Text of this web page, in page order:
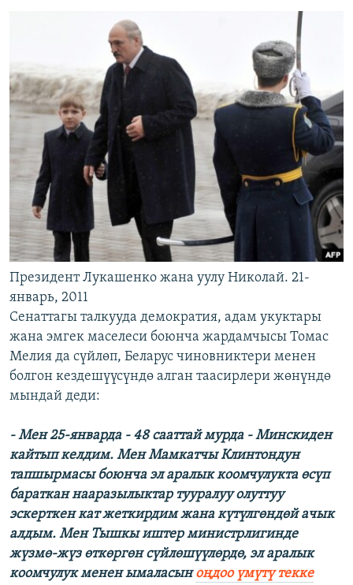
Президент Лукашенко жана уулу Николай. 21-
январь, 2011
Сенаттагы талкууда демократия, адам укуктары
жана эмгек маселеси боюнча жардамчысы Томас
Мелия да сүйлөп, Беларус чиновниктери менен
болгон кездешүүсүндө алган таасирлери жөнүндө
мындай деди:
- Мен 25-январда - 48 сааттай мурда - Минскиден
кайтып келдим. Мен Мамкатчы Клинтондун
тапшырмасы боюнча эл аралык коомчулукта өсүп
бараткан нааразылыктар тууралуу олуттуу
эскерткен кат жеткирдим жана күтүлгөндөй ачык
алдым. Мен Тышкы иштер министрлигинде
жүзмө-жүз өткөргөн сүйлөшүүлөрдө, эл аралык
коомчулук менен ымаласыноңдоо үмүтү текке